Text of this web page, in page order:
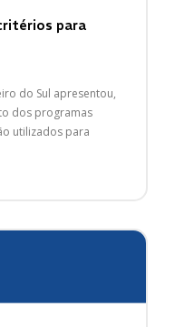
para
do Sul apresentou,
dos programas
utilizados para